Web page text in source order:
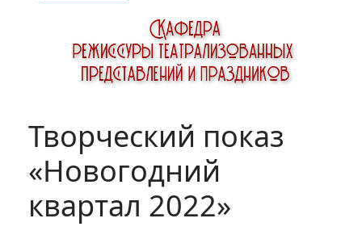
Творческий показ
«Новогодний
квартал 2022»